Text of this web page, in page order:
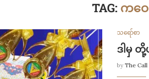
TAG: ကဝေ
သရော်စာ
ဒါမှ တို့
byThe Call